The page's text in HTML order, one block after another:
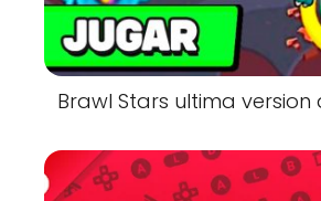
Brawl Stars ultima